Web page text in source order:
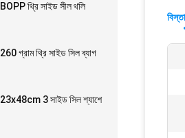
BOPP থ্রি সাইড সীল থলি
260 গ্রাম থ্রি সাইড সিল ব্যাগ
23x48cm 3 সাইড সিল শ্যাশে